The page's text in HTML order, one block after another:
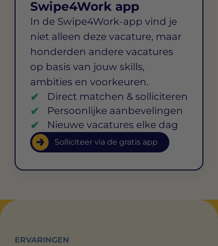
Swipe4Work app
In de Swipe4Work-app vind je
niet alleen deze vacature, maar
honderden andere vacatures
op basis van jouw skills,
ambities en voorkeuren.
Direct matchen & solliciteren
Persoonlijke aanbevelingen
Nieuwe vacatures elke dag
Solliciteer via de gratis app
ERVARINGEN